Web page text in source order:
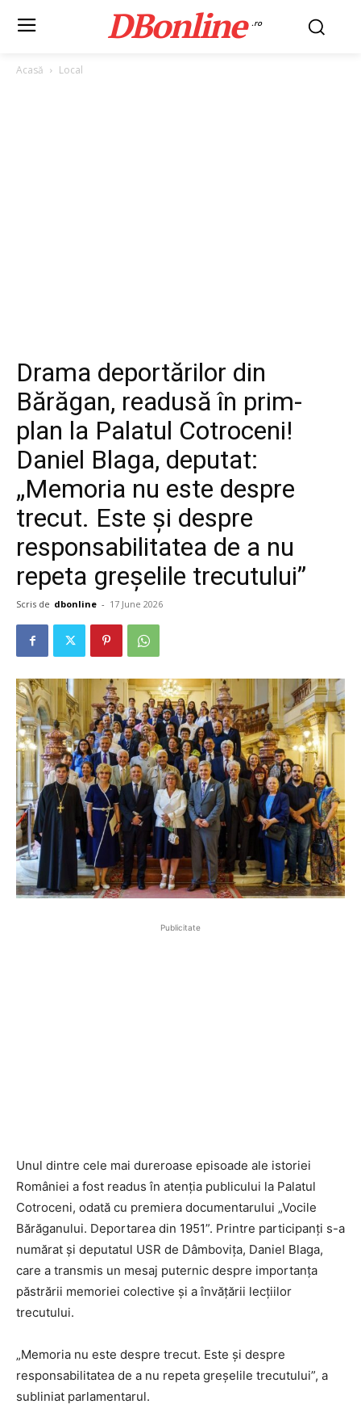
DBonline .ro
Acasă Local
Drama deportărilor din
Bărăgan, readusă în prim-
plan la Palatul Cotroceni!
Daniel Blaga, deputat:
„Memoria nu este despre
trecut. Este și despre
responsabilitatea de a nu
repeta greșelile trecutului”
Scris de dbonline - 17 June 2026
Publicitate
Unul dintre cele mai dureroase episoade ale istoriei
României a fost readus în atenția publicului la Palatul
Cotroceni, odată cu premiera documentarului „Vocile
Bărăganului. Deportarea din 1951”. Printre participanți s-a
numărat și deputatul USR de Dâmbovița, Daniel Blaga,
care a transmis un mesaj puternic despre importanța
păstrării memoriei colective și a învățării lecțiilor
trecutului.
„Memoria nu este despre trecut. Este și despre
responsabilitatea de a nu repeta greșelile trecutului”, a
subliniat parlamentarul.